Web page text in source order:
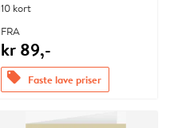
10 kort
FRA
kr 89,-
offers Faste lave priser